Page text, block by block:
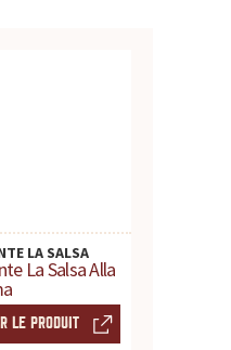
LA SALSA
La Salsa Alla
LE PRODUIT